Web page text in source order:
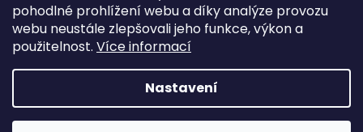
pohodlné prohlížení webu a díky analýze provozu
webu neustále zlepšovali jeho funkce, výkon a
použitelnost. Více informací
Nastavení
PŘIHLÁSIT SE
Copyright 2026CeliakShop.cz. Všechna práva